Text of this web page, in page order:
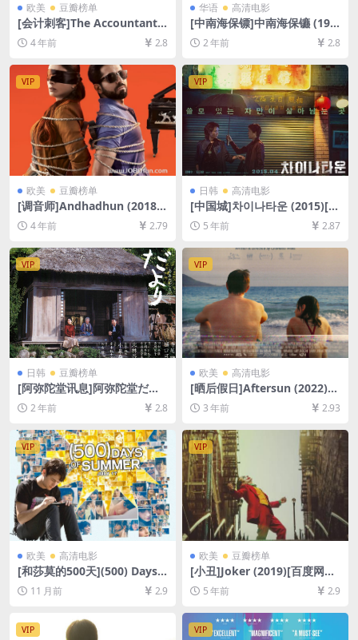
欧美 豆瓣榜单
[会计刺客]The Accountant
(2016)[百度网盘+迅雷云盘资
源1080P超清未删减][MP4/8.
2GB][中英字幕]
4 年前 2.8
华语 高清电影
[中南海保镖]中南海保镳 (199
4)[百度网盘+夸克网盘1080P
超清未删减资源][网盘在线播
放/下载][MP4/5.8GB][粤语中
字]
2 年前 2.8
VIP
欧美 豆瓣榜单
[调音师]Andhadhun (2018)
[百度网盘+迅雷云盘资源1080
P超清未删减][MP4/8.8GB][中
4 年前 2.79
VIP
日韩 高清电影
[中国城]차이나타운 (2015)[百
度网盘+迅雷云盘资源1080P
超清未删减][MP4/5.6GB][韩
5 年前 2.87
VIP
日韩 豆瓣榜单
[阿弥陀堂讯息]阿弥陀堂だよ
り (2002)[百度网盘+夸克网盘
1080P超清未删减资源][网盘
在线播放/下载][MP4/8.3GB]
[中文字幕]
2 年前 2.8
VIP
欧美 高清电影
[晒后假日]Aftersun (2022)
[百度网盘+迅雷云盘资源1080
P超清未删减][MP4/6GB][中
英字幕]
3 年前 2.93
VIP
欧美 高清电影
[和莎莫的500天](500) Days o
f Summer (2009)[百度网盘
+夸克网盘1080P超清未删减
4/6.3GB][中英字幕]
11 月前 2.9
VIP
欧美 豆瓣榜单
[小丑]Joker (2019)[百度网盘
+迅雷云盘资源1080P超清未
删减][MP4/7.7GB][中英字幕]
5 年前 2.9
VIP VIP